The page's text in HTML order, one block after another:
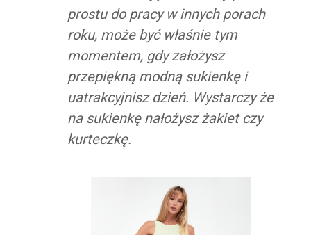
prostu do pracy w innych porach
roku, może być właśnie tym
momentem, gdy założysz
przepiękną modną sukienkę i
uatrakcyjnisz dzień. Wystarczy że
na sukienkę nałożysz żakiet czy
kurteczkę.